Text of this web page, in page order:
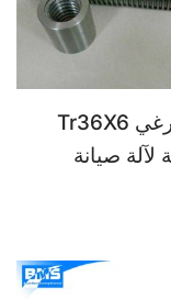
عمود برغي Tr36X6
صيانة